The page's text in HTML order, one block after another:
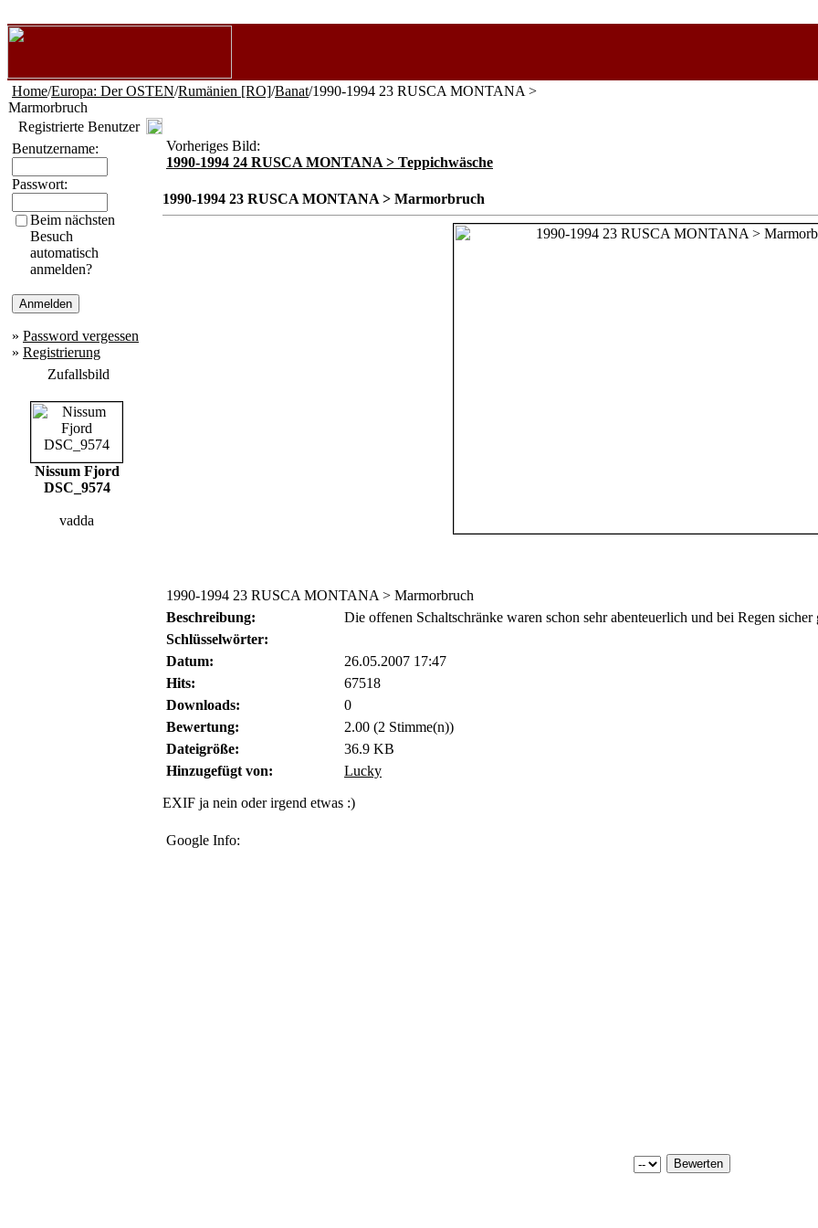
Home/Europa: Der OSTEN/Rumänien [RO]/Banat/1990-1994 23 RUSCA MONTANA >
Marmorbruch
Registrierte Benutzer
Benutzername:
Passwort:
Beim nächsten
Besuch
automatisch
anmelden?
» Password vergessen
» Registrierung
Zufallsbild
Nissum Fjord
DSC_9574
vadda
Vorheriges Bild:
1990-1994 24 RUSCA MONTANA > Teppichwäsche
1990-1994 23 RUSCA MONTANA > Marmorbruch
1990-1994 23 RUSCA MONTANA > Marmorbruch
Beschreibung:
Die offenen Schaltschränke waren schon sehr abenteuerlich und bei Regen sicher
Schlüsselwörter:
Datum:
26.05.2007 17:47
Hits:
67518
Downloads:
0
Bewertung:
2.00 (2 Stimme(n))
Dateigröße:
36.9 KB
Hinzugefügt von:
Lucky
EXIF ja nein oder irgend etwas :)
Google Info: